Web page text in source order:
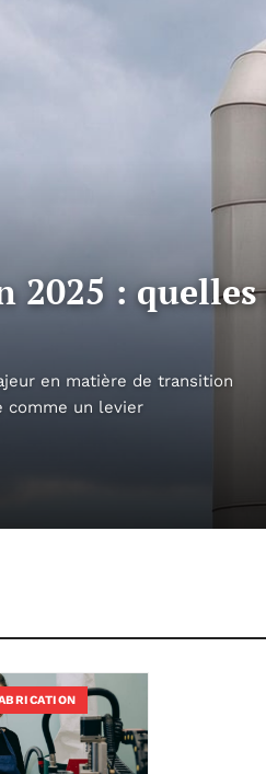
2025 :
en matière de transition
comme un levier